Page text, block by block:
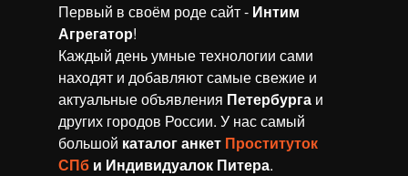
Первый в своём роде сайт - Интим
Агрегaтор!
Каждый день умные технологии сами
находят и добавляют самые свежие и
актуальные объявления Петербурга и
других городов России. У нас самый
большой каталог анкет Проституток
СПб и Индивидуалок Питера.